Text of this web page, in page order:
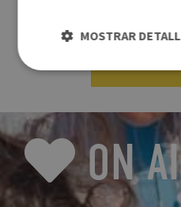
ON
MOSTRAR